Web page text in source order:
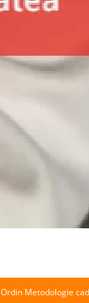
Ordin Metodologie